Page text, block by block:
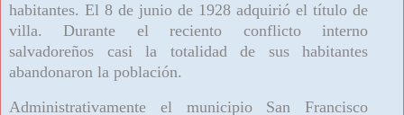
habitantes. El 8 de junio de 1928 adquirió el título de
villa. Durante el reciento conflicto interno
salvadoreños casi la totalidad de sus habitantes
abandonaron la población.
Administrativamente el municipio San Francisco